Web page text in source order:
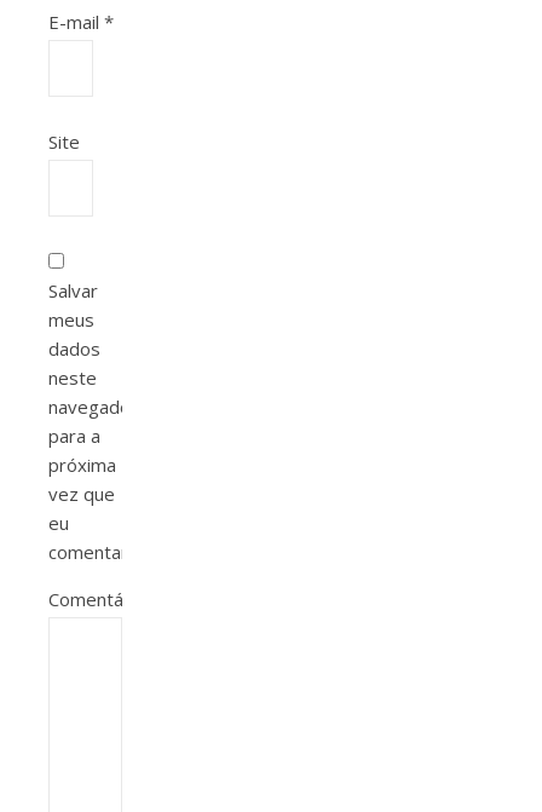
E-mail *
Site
Salvar
meus
dados
neste
navegador
para a
próxima
vez que
eu
comentar.
Comentário